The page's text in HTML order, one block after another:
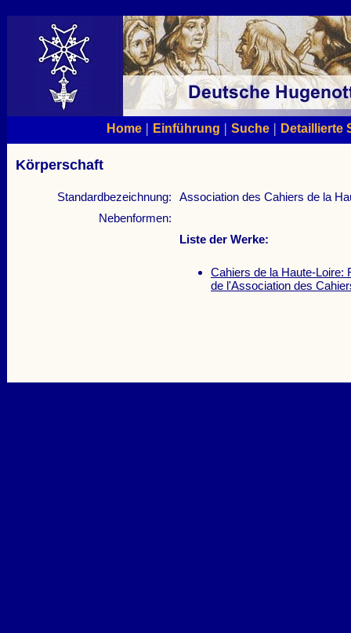
Home| Einführung | Suche| Detaillierte
Körperschaft
Standardbezeichnung:
Association des Cahiers de la
Nebenformen:
Liste der Werke:
Cahiers de la Haute-Loire:
de l'Association des